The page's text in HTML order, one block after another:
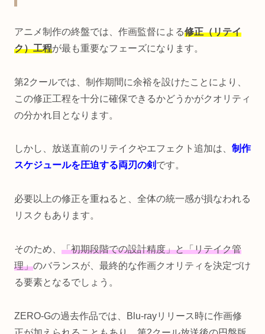
アニメ制作の終盤では、作画監督による修正（リテイ
ク）工程が最も重要なフェーズになります。
第2クールでは、制作期間に余裕を設けたことにより、
この修正工程を十分に確保できるかどうかがクオリティ
の分かれ目となります。
しかし、放送直前のリテイクやエフェクト追加は、 制作
スケジュールを圧迫する両刃の剣 です。
必要以上の修正を重ねると、全体の統一感が損なわれる
リスクもあります。
そのため、 「初期段階での設計精度」と「リテイク管
理」のバランスが、最終的な作画クオリティを決定づけ
る要素となるでしょう。
ZERO-Gの過去作品では、Blu-rayリリース時に作画修